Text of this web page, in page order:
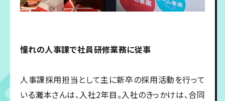
憧れの人事課で社員研修業務に従事
人事課採用担当として主に新卒の採用活動を行って
いる灘本さんは、入社2年目。入社のきっかけは、合同